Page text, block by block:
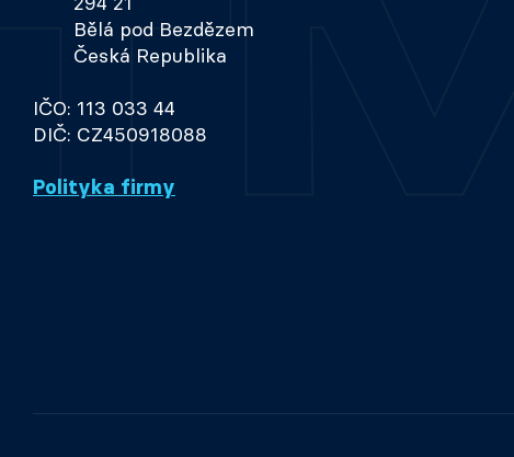
Bělá pod Bezdězem
Česká Republika
IČO: 113 033 44
DIČ: CZ450918088
Polityka firmy